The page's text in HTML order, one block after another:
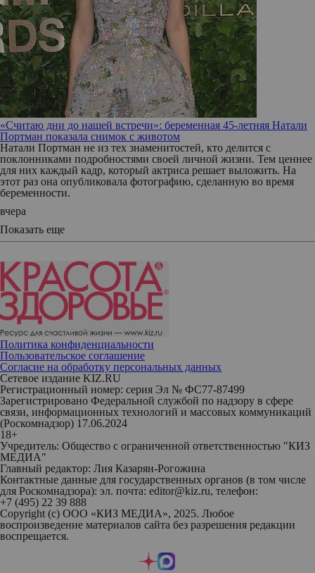
«Считаю дни до нашей встречи»: беременная 45-летняя Натали
Портман показала снимок с животом
Натали Портман не из тех знаменитостей, кто делится с
поклонниками подробностями своей личной жизни. Тем ценнее
для них каждый кадр, который актриса решает выложить. На
этот раз она опубликовала фотографию, сделанную во время
беременности.
вчера
Показать еще
Политика конфиденциальности
Пользовательское соглашение
Согласие на обработку персональных данных
Сетевое издание KIZ.RU
Регистрационный номер: серия Эл № ФС77-87499
Зарегистрировано Федеральной службой по надзору в сфере
связи, информационных технологий и массовых коммуникаций
(Роскомнадзор) 17.06.2024
18+
Учредитель: Общество с ограниченной ответственностью "КИЗ
МЕДИА"
Главный редактор: Лия Казарян-Рогожина
Контактные данные для государственных органов (в том числе
для Роскомнадзора): эл. почта: editor@kiz.ru, телефон:
+7 (495) 22 39 888
Copyright (с) ООО «КИЗ МЕДИА», 2025. Любое
воспроизведение материалов сайта без разрешения редакции
воспрещается.